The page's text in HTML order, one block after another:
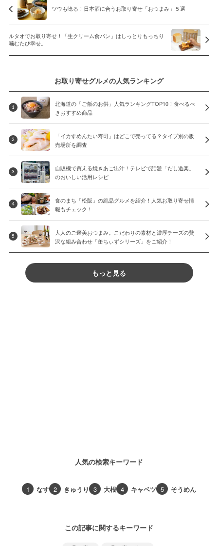
ツウも唸る！日本酒に合うお取り寄せ「おつまみ」５選
ルタオでお取り寄せ！「生クリーム食パン」はしっとりもっちり
噛むたび幸せ。
お取り寄せグルメの人気ランキング
1
北海道の「ご飯のお供」人気ランキングTOP10！食べるべ
きおすすめ商品
2
「イカすめんたい寿司」はどこで売ってる？タイプ別の販
売場所を調査
3
自販機で買える焼きあご出汁！テレビで話題「だし道楽」
のおいしい活用レシピ
4
食のまち「松阪」の絶品グルメを紹介！人気お取り寄せ情
報もチェック！
5
大人のご褒美おつまみ。こだわりの素材と濃厚チーズの贅
沢な組み合わせ「缶ちぃずシリーズ」をご紹介！
もっと見る
人気の検索キーワード
1 なす 2 きゅうり 3 大根 4 キャベツ 5 そうめん
この記事に関するキーワード